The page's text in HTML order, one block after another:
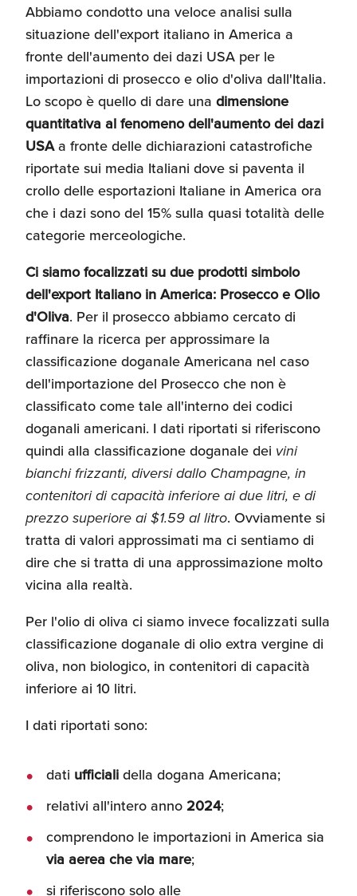
assistite da ExportUSA
Internazionalizzazione
e Accesso al Mercato
negli Stati Uniti
Ricerche di Mercato
Assicurazioni, Permessi
e Licenze
Gestione Risorse
Umane
Abbiamo condotto una veloce analisi sulla
situazione dell'export italiano in America a
fronte dell'aumento dei dazi USA per le
importazioni di prosecco e olio d'oliva dall'Italia.
Lo scopo è quello di dare una dimensione
quantitativa al fenomeno dell'aumento dei dazi
USAa fronte delle dichiarazioni catastrofiche
riportate sui media Italiani dove si paventa il
crollo delle esportazioni Italiane in America ora
che i dazi sono del 15% sulla quasi totalità delle
categorie merceologiche.
Ci siamo focalizzati su due prodotti simbolo
dell'export Italiano in America: Prosecco e Olio
d'Oliva. Per il prosecco abbiamo cercato di
raffinare la ricerca per approssimare la
classificazione doganale Americana nel caso
dell'importazione del Prosecco che non è
classificato come tale all'interno dei codici
doganali americani. I dati riportati si riferiscono
quindi alla classificazione doganale dei vini
bianchi frizzanti, diversi dallo Champagne, in
contenitori di capacità inferiore ai due litri, e di
prezzo superiore ai $1.59 al litro. Ovviamente si
tratta di valori approssimati ma ci sentiamo di
dire che si tratta di una approssimazione molto
vicina alla realtà.
Per l'olio di oliva ci siamo invece focalizzati sulla
classificazione doganale di olio extra vergine di
oliva, non biologico, in contenitori di capacità
inferiore ai 10 litri.
I dati riportati sono:
dati ufficialidella dogana Americana;
relativi all'intero anno 2024;
comprendono le importazioni in America sia
via aerea che via mare;
si riferiscono solo alle